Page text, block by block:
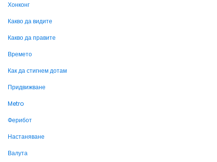
Хонконг
Какво да видите
Какво да правите
Времето
Как да стигнем дотам
Придвижване
Metro
Ферибот
Настаняване
Валута